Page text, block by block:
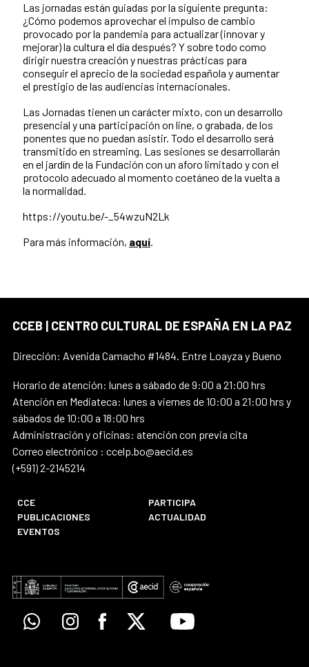
Las jornadas están guiadas por la siguiente pregunta:
¿Cómo podemos aprovechar el impulso de cambio
provocado por la pandemia para actualizar (innovar y
mejorar) la cultura el día después? Y sobre todo como
dirigir nuestra creación y nuestras prácticas para
conseguir el aprecio de la sociedad española y aumentar
el prestigio de las audiencias internacionales.
Las Jornadas tienen un carácter mixto, con un desarrollo
presencial y una participación on line, o grabada, de los
ponentes que no puedan asistir. Todo el desarrollo será
transmitido en streaming. Las sesiones se desarrollarán
en el jardín de la Fundación con un aforo limitado y con el
protocolo adecuado al momento coetáneo de la vuelta a
la normalidad.
https://youtu.be/-_54wzuN2Lk
Para más información, aquí.
CCEB | CENTRO CULTURAL DE ESPAÑA EN LA PAZ
Dirección: Avenida Camacho #1484. Entre Loayza y Bueno
Horario de atención: lunes a sábado de 9:00 a 21:00 hrs
Atención en Mediateca: lunes a viernes de 10:00 a 21:00 hrs y
sábados de 10:00 a 18:00 hrs
Administración y oficinas: atención con previa cita
Correo electrónico : ccelp.bo@aecid.es
(+591) 2-2145214
CCE
PARTICIPA
PUBLICACIONES
ACTUALIDAD
EVENTOS
WhatsappInstagramFacebook
X Youtube